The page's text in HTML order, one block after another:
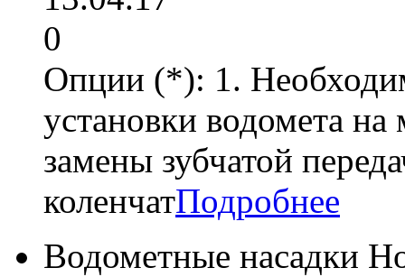
0
Опции (*): 1.
установки водомета
замены зубчатой
коленчатПодробнее
Водометные насадки